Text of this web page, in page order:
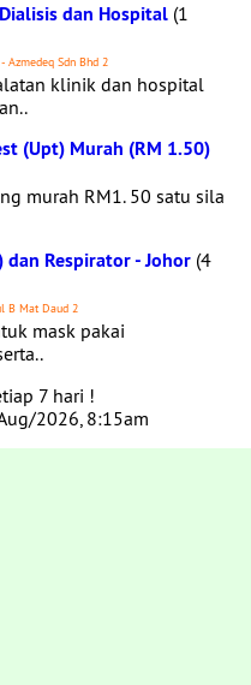
dan Hospital (1
Azmedeq Sdn Bhd 2
klinik dan hospital
(Upt) Murah (RM 1.50)
murah RM1. 50 satu sila
Respirator - Johor (4
B Mat Daud 2
mask pakai
7 hari !
2026, 8:15am